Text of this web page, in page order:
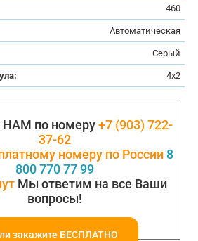
460
Автоматическая
Серый
4x2
НАМ по номеру+7 (903) 722-
37-62
номеру по России 8
800 770 77 99
Мы ответим на все Ваши
вопросы!
закажите БЕСПЛАТНО